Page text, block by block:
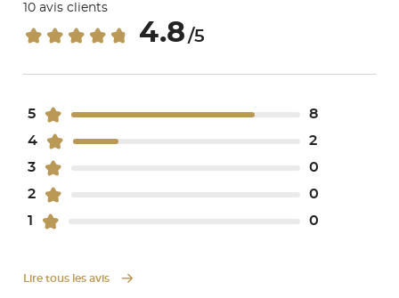
10 avis clients
4.8 /5
5
8
4
2
3
0
2
0
1
0
Lire tous les avis